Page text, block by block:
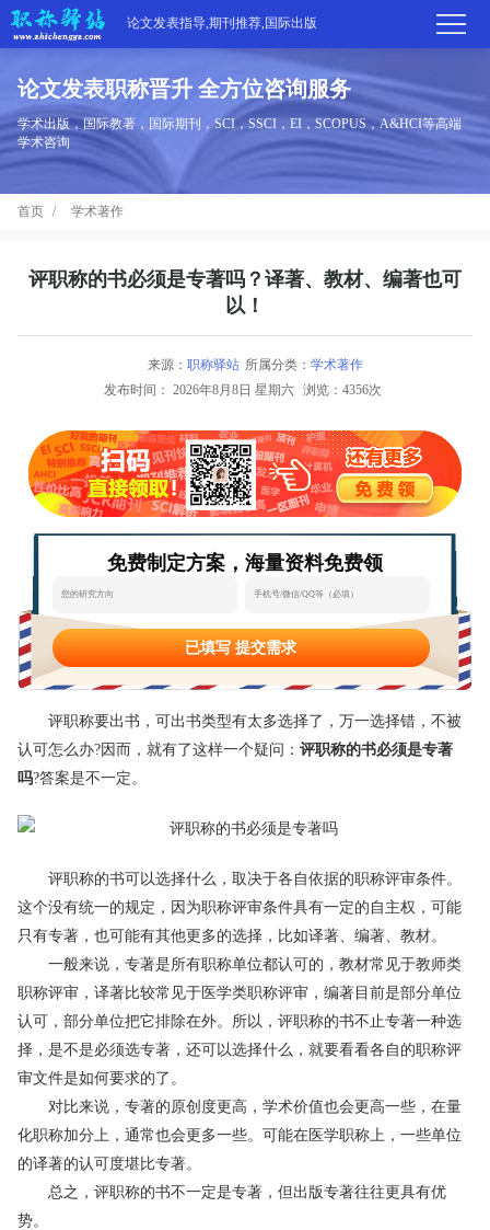
论文发表指导,期刊推荐,国际出版
首
页
学
论文发表职称晋升 全方位咨询服务
学术出版，国际教著，国际期刊，SCI，SSCI，EI，SCOPUS，A&HCI等高端
学术咨询
首页 学术著作
评职称的书必须是专著吗？译著、教材、编著也可
以！
来源： 职称驿站 所属分类： 学术著作
发布时间： 2026年8月8日 星期六 浏览：4356次
免费制定方案，海量资料免费领
已填写 提交需求
评职称要出书，可出书类型有太多选择了，万一选择错，不被
认可怎么办?因而，就有了这样一个疑问： 评职称的书必须是专著
吗?答案是不一定。
评职称的书可以选择什么，取决于各自依据的职称评审条件。
这个没有统一的规定，因为职称评审条件具有一定的自主权，可能
只有专著，也可能有其他更多的选择，比如译著、编著、教材。
一般来说，专著是所有职称单位都认可的，教材常见于教师类
职称评审，译著比较常见于医学类职称评审，编著目前是部分单位
认可，部分单位把它排除在外。所以，评职称的书不止专著一种选
择，是不是必须选专著，还可以选择什么，就要看看各自的职称评
审文件是如何要求的了。
对比来说，专著的原创度更高，学术价值也会更高一些，在量
化职称加分上，通常也会更多一些。可能在医学职称上，一些单位
的译著的认可度堪比专著。
总之，评职称的书不一定是专著，但出版专著往往更具有优
势。